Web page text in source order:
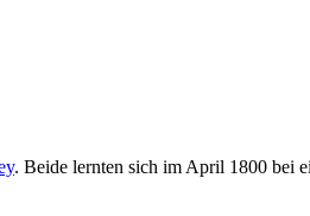
. Beide lernten sich im April 1800 bei